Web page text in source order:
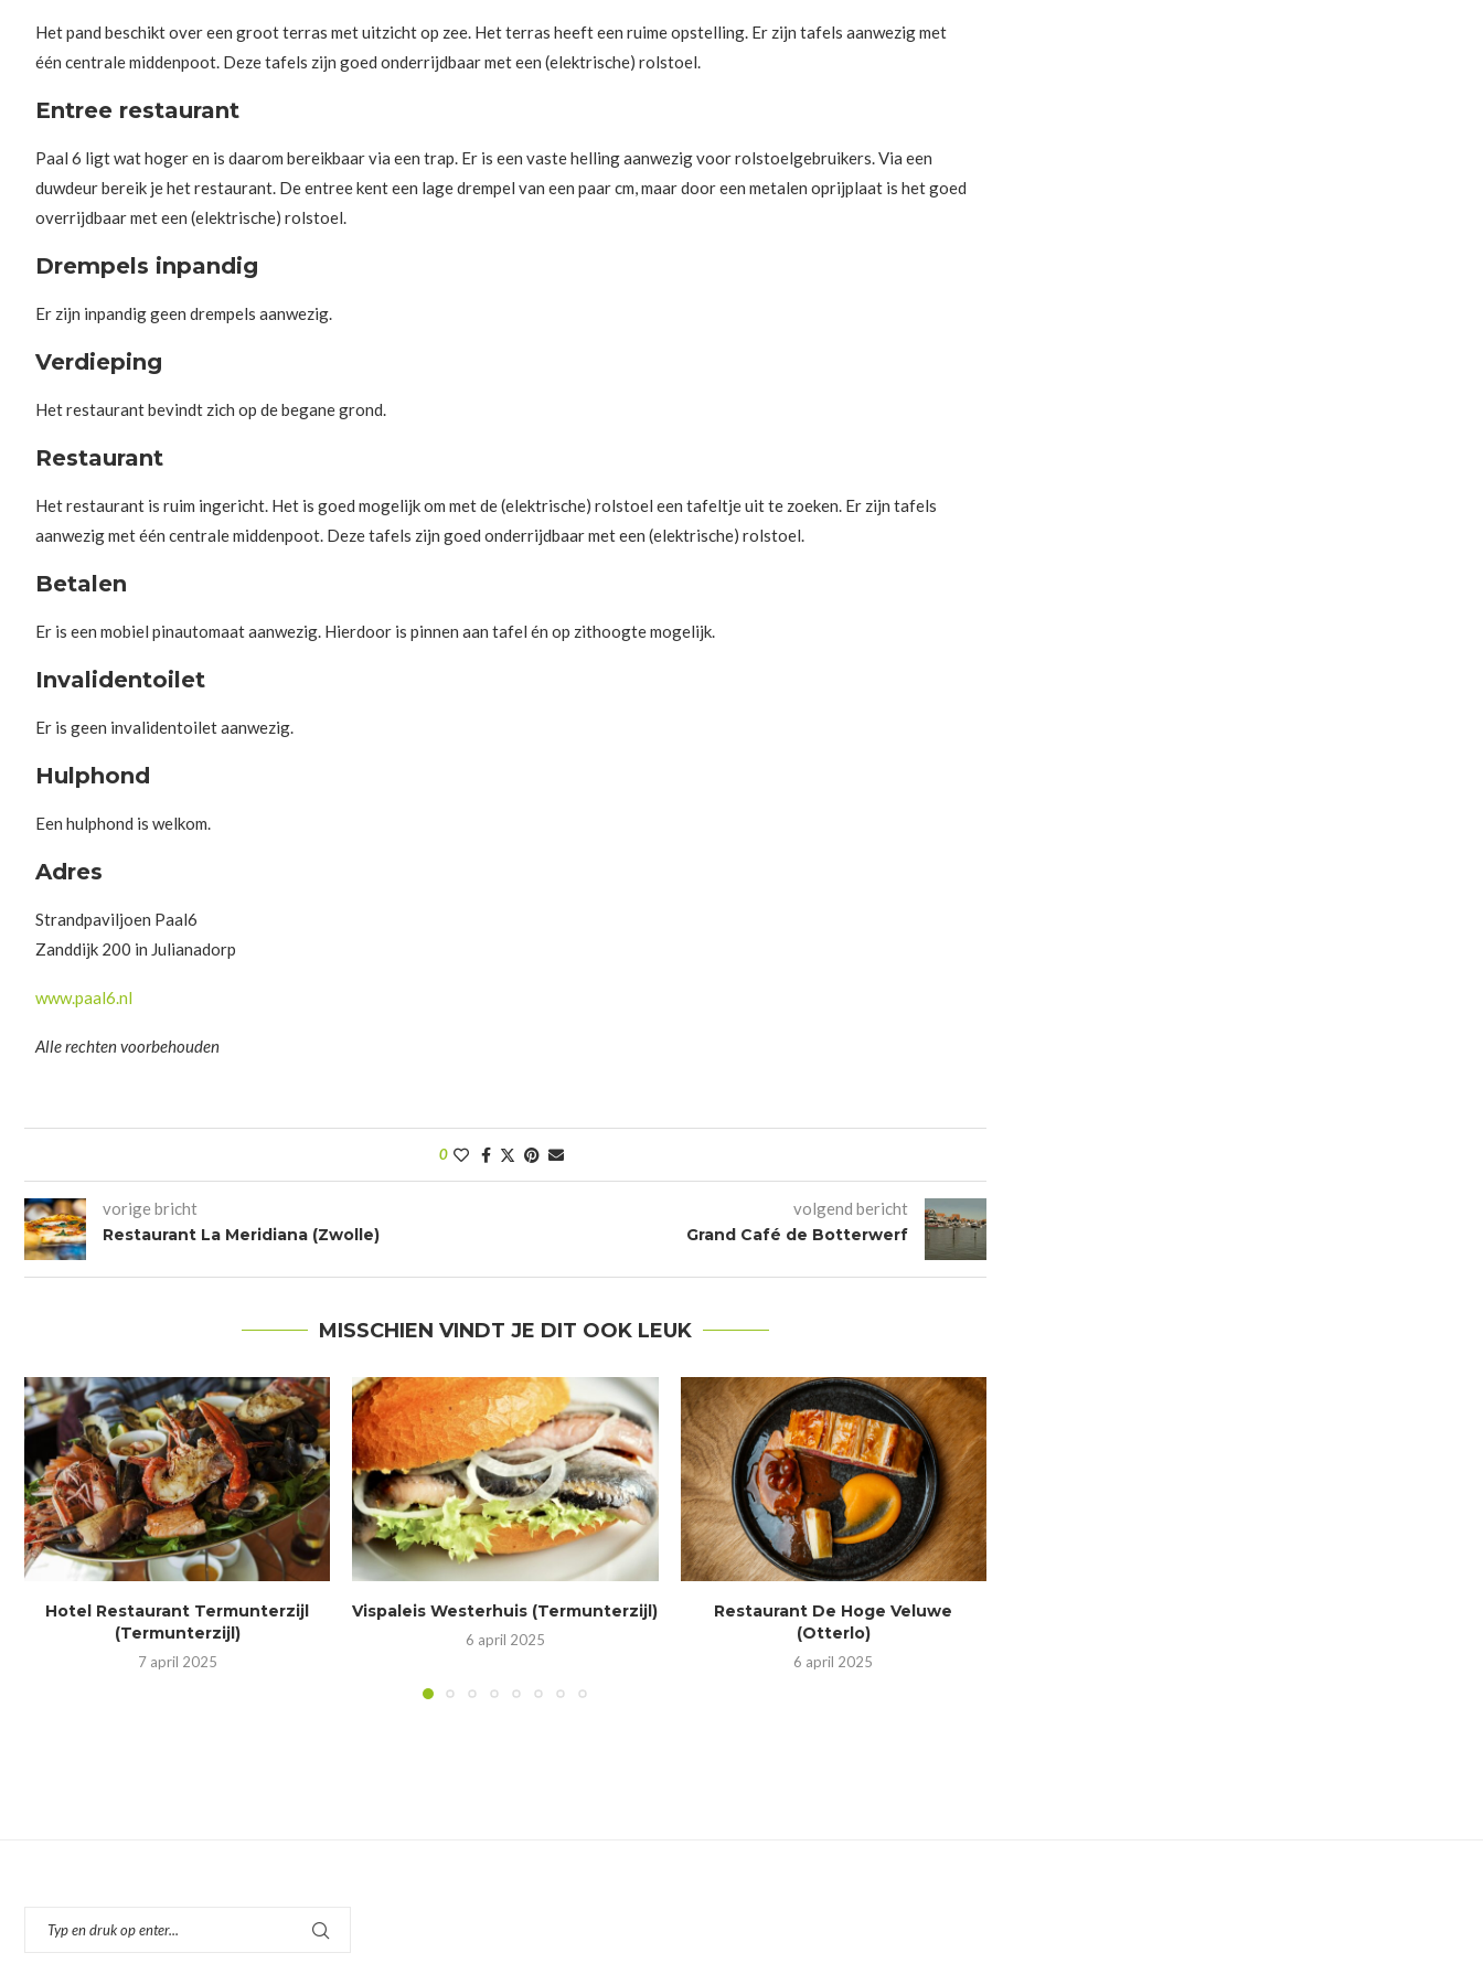
Het pand beschikt over een groot terras met uitzicht op zee. Het terras heeft een ruime opstelling. Er zijn tafels aanwezig met
één centrale middenpoot. Deze tafels zijn goed onderrijdbaar met een (elektrische) rolstoel.
Entree restaurant
Paal 6 ligt wat hoger en is daarom bereikbaar via een trap. Er is een vaste helling aanwezig voor rolstoelgebruikers. Via een
duwdeur bereik je het restaurant. De entree kent een lage drempel van een paar cm, maar door een metalen oprijplaat is het goed
overrijdbaar met een (elektrische) rolstoel.
Drempels inpandig
Er zijn inpandig geen drempels aanwezig.
Verdieping
Het restaurant bevindt zich op de begane grond.
Restaurant
Het restaurant is ruim ingericht. Het is goed mogelijk om met de (elektrische) rolstoel een tafeltje uit te zoeken. Er zijn tafels
aanwezig met één centrale middenpoot. Deze tafels zijn goed onderrijdbaar met een (elektrische) rolstoel.
Betalen
Er is een mobiel pinautomaat aanwezig. Hierdoor is pinnen aan tafel én op zithoogte mogelijk.
Invalidentoilet
Er is geen invalidentoilet aanwezig.
Hulphond
Een hulphond is welkom.
Adres
Strandpaviljoen Paal6
Zanddijk 200 in Julianadorp
www.paal6.nl
Alle rechten voorbehouden
0
vorige bricht
Restaurant La Meridiana (Zwolle)
volgend bericht
Grand Café de Botterwerf
MISSCHIEN VINDT JE DIT OOK LEUK
Hotel Restaurant Termunterzijl
(Termunterzijl)
7 april 2025
Vispaleis Westerhuis (Termunterzijl)
6 april 2025
Restaurant De Hoge Veluwe
(Otterlo)
6 april 2025